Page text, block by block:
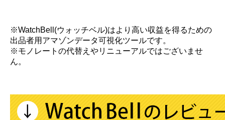
※WatchBell(ウォッチベル)はより高い収益を得るための
出品者用アマゾンデータ可視化ツールです。
※モノレートの代替えやリニューアルではございませ
ん。